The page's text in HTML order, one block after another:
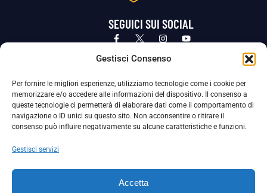
Gestisci Consenso
Per fornire le migliori esperienze, utilizziamo tecnologie come i cookie per
memorizzare e/o accedere alle informazioni del dispositivo. Il consenso a
queste tecnologie ci permetterà di elaborare dati come il comportamento di
navigazione o ID unici su questo sito. Non acconsentire o ritirare il
consenso può influire negativamente su alcune caratteristiche e funzioni.
Gestisci servizi
Accetta
SEGUICI SUI SOCIAL
Privacy Policy Cookie Policy
La Società ha nominato il Responsabile della Protezione dei Dati Personali (DPO), figura specializzata che vigila sulle modalità
adottate dalla nostra Società per tutelare i Suoi dati personali.
Per contattare il DPO può scrivere a